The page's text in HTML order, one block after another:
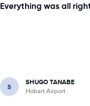
Everything was all
S SHUGO TANABE
Hobart Airport